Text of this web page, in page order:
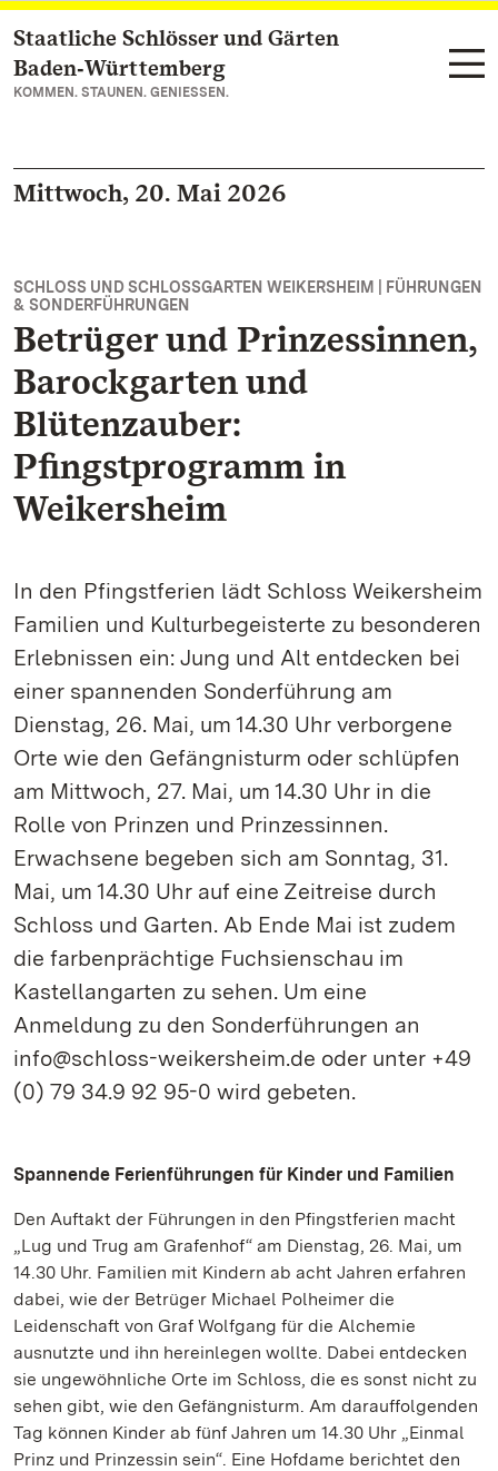
Zum Hauptinhalt springen
Staatliche Schlösser und Gärten
Baden‑Württemberg
KOMMEN. STAUNEN. GENIESSEN.
Mittwoch, 20. Mai 2026
SCHLOSS UND SCHLOSSGARTEN WEIKERSHEIM | FÜHRUNGEN
& SONDERFÜHRUNGEN
Betrüger und Prinzessinnen,
Barockgarten und
Blütenzauber:
Pfingstprogramm in
Weikersheim
In den Pfingstferien lädt Schloss Weikersheim
Familien und Kulturbegeisterte zu besonderen
Erlebnissen ein: Jung und Alt entdecken bei
einer spannenden Sonderführung am
Dienstag, 26. Mai, um 14.30 Uhr verborgene
Orte wie den Gefängnisturm oder schlüpfen
am Mittwoch, 27. Mai, um 14.30 Uhr in die
Rolle von Prinzen und Prinzessinnen.
Erwachsene begeben sich am Sonntag, 31.
Mai, um 14.30 Uhr auf eine Zeitreise durch
Schloss und Garten. Ab Ende Mai ist zudem
die farbenprächtige Fuchsienschau im
Kastellangarten zu sehen. Um eine
Anmeldung zu den Sonderführungen an
info@schloss-weikersheim.de oder unter +49
(0) 79 34.9 92 95-0 wird gebeten.
Spannende Ferienführungen für Kinder und Familien
Den Auftakt der Führungen in den Pfingstferien macht
„Lug und Trug am Grafenhof“ am Dienstag, 26. Mai, um
14.30 Uhr. Familien mit Kindern ab acht Jahren erfahren
dabei, wie der Betrüger Michael Polheimer die
Leidenschaft von Graf Wolfgang für die Alchemie
ausnutzte und ihn hereinlegen wollte. Dabei entdecken
sie ungewöhnliche Orte im Schloss, die es sonst nicht zu
sehen gibt, wie den Gefängnisturm. Am darauffolgenden
Tag können Kinder ab fünf Jahren um 14.30 Uhr „Einmal
Prinz und Prinzessin sein“. Eine Hofdame berichtet den